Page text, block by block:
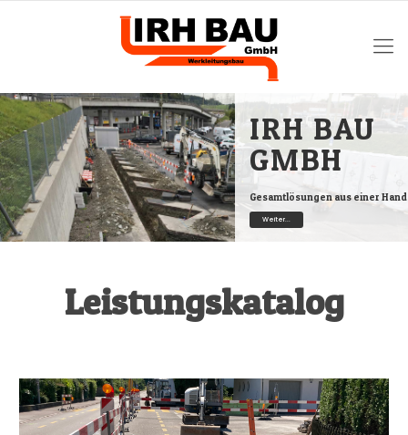
IRH BAU
GMBH
Gesamtlösungen aus einer
Weiter...
Leistungskatalog